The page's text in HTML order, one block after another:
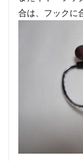
合は、フックに